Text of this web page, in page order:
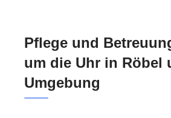
Pflege und
um die Uhr in Röbel
Umgebung